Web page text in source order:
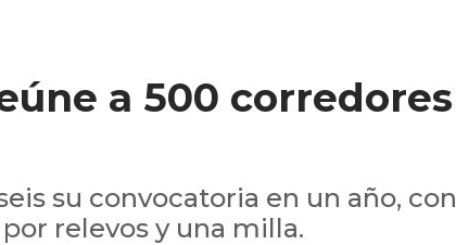
a 500 corredores
su convocatoria en un año, con
relevos y una milla.